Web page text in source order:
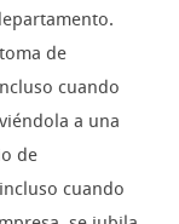
de
cuando
a una
de
cuando